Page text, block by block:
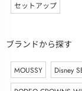
セットアップ
ブランドから探す
MOUSSY Disney